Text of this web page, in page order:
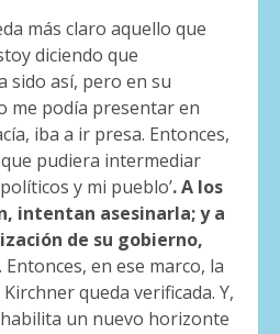
más claro aquello que
diciendo que
sido así, pero en su
me podía presentar en
iba a ir presa. Entonces,
pudiera intermediar
y mi pueblo’. A los
intentan asesinarla; y a
de su gobierno,
. Entonces, en ese marco, la
queda verificada. Y,
un nuevo horizonte